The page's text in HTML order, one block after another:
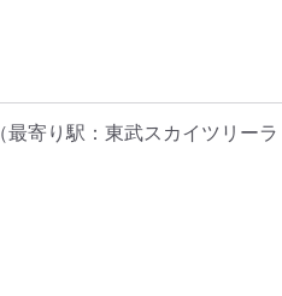
（最寄り駅：東武スカイツリーラ